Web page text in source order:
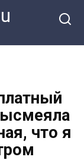
что я